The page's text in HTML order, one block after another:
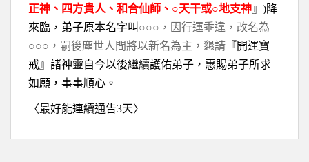
正神、四方貴人、和合仙師、○天干或○地支神』 )降
來臨，弟子原本名字叫 ○○○，因行運乖違，改名為
○○○，嗣後塵世人間將以新名為主，懇請 『開運寶
戒』諸神靈自今以後繼續護佑弟子，惠賜弟子所求
如願，事事順心。
〈最好能連續通告3天〉